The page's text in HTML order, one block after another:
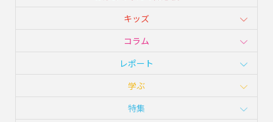
キッズ
コラム
レポート
学ぶ
特集